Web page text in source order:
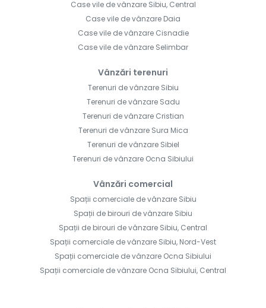
Case vile de vânzare Sibiu, Central
Case vile de vânzare Daia
Case vile de vânzare Cisnadie
Case vile de vânzare Selimbar
Vânzări terenuri
Terenuri de vânzare Sibiu
Terenuri de vânzare Sadu
Terenuri de vânzare Cristian
Terenuri de vânzare Sura Mica
Terenuri de vânzare Sibiel
Terenuri de vânzare Ocna Sibiului
Vânzări comercial
Spații comerciale de vânzare Sibiu
Spații de birouri de vânzare Sibiu
Spații de birouri de vânzare Sibiu, Central
Spații comerciale de vânzare Sibiu, Nord-Vest
Spații comerciale de vânzare Ocna Sibiului
Spații comerciale de vânzare Ocna Sibiului, Central